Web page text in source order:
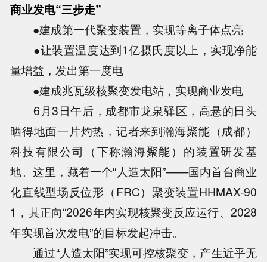
商业发电“三步走”
●建成第一代聚变装置，实现等离子体点亮
●让装置温度达到1亿摄氏度以上，实现净能
量增益，发出第一度电
●建成兆瓦级核聚变发电站，实现商业发电
6月3日午后，成都市龙泉驿区，高悬的日头
晒得地面一片灼热，记者来到瀚海聚能（成都）
科技有限公司（下称瀚海聚能）的装置研发基
地。这里，藏着一个“人造太阳”——国内首台商业
化直线型场反位形（FRC）聚变装置HHMAX-90
1，其正向“2026年内实现核聚变反应运行、2028
年实现首次发电”的目标发起冲击。
通过“人造太阳”实现可控核聚变，产生近乎无